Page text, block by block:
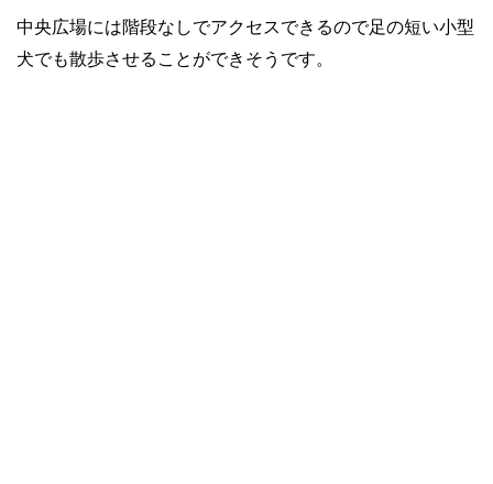
中央広場には階段なしでアクセスできるので足の短い小型
犬でも散歩させることができそうです。